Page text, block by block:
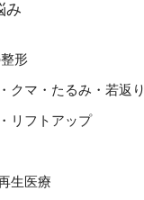
み
形
クマ・たるみ・若返り
リフトアップ
生医療